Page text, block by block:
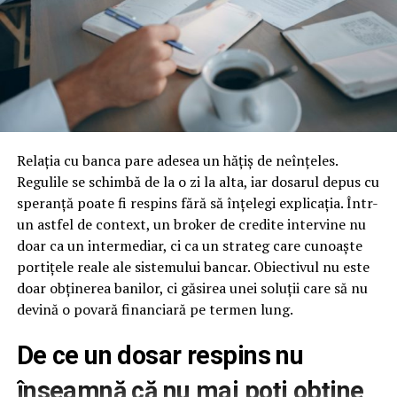
Daca intentionezi sa accesezi fonduri europene
Programele de finantare dedicate agriculturii
favorizeaza adesea proiectele dezvoltate in parteneriat
sau prin forme asociative. O societate cooperativa
agricola poate oferi sprijin in identificarea
oportunitatilor de finantare, pregatirea documentatiei
si implementarea proiectelor. In plus, colaborarea
dintre membri poate creste sansele de obtinere a
finantarii pentru investitii in infrastructura, utilaje sau
tehnologii moderne.
Atunci cand ai nevoie de utilaje si echipamente
performante
Nu toate exploatatiile agricole isi permit achizitionarea
unor utilaje moderne, precum combine, tractoare de
mare capacitate sau sisteme performante de irigatii. In
cadrul unei cooperative, membrii pot utiliza in comun
Relația cu banca pare adesea un hățiș de neînțeles.
Regulile se schimbă de la o zi la alta, iar dosarul depus cu
speranță poate fi respins fără să înțelegi explicația. Într-
un astfel de context, un broker de credite intervine nu
doar ca un intermediar, ci ca un strateg care cunoaște
portițele reale ale sistemului bancar. Obiectivul nu este
doar obținerea banilor, ci găsirea unei soluții care să nu
devină o povară financiară pe termen lung.
De ce un dosar respins nu
înseamnă că nu mai poți obține